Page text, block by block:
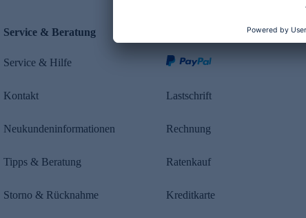
Service & Beratung
Service & Hilfe
Kontakt
Neukundeninformationen
Tipps & Beratung
Storno & Rücknahme
Lastschrift
Rechnung
Ratenkauf
Kreditkarte